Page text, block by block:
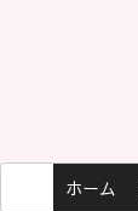
ホーム